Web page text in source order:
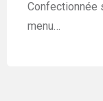
Confectionnée
menu…